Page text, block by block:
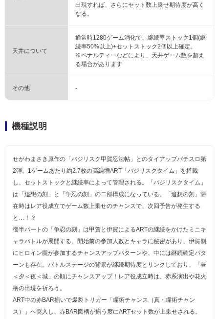
出現すれば、さらにセット数上乗せ期待度が高く
なる。
天井について
通常時1280ゲーム消化で、継続率ストック1個(継
続率50%以上)+セットストック2個以上確定。
※ペナルティーなどにより、天井ゲーム数を超え
る場合があります
その他 -
機種説明
せがわまさき原作の「バジリスク甲賀忍法帖」とのタイアップパチスロ第
2弾。1ゲームあたり約2.7枚の高純増ART「バジリスクタイム」を搭載
し、セットストックと継続率によって管理される。「バジリスクタイム」
は「追想の刻」と「争忍の刻」の二部構成になっている。「追想の刻」滞
在時はレア役成立でゲーム数上乗せのチャンスで、次回予告が発生する
と…！？
後半パートの「争忍の刻」は甲賀と伊賀によるARTの継続をかけたミニキ
ャラバトルが展開する。開始前の参加人数とキャラに秘密があり、伊賀側
にヒロイン朧が参加するチャンスアップパターンや、中には継続確定パタ
ーンも存在。バトルステージの背景が継続期待度とリンクしており、「昼
＜夕＜夜＜城」の順にチャンスアップ！レア役成立時は、赤系演出や花火
柄の出現を祈ろう。
ART中の赤BAR揃いで爆裂トリガー「瞳術チャンス（真・瞳術チャン
ス）」へ突入し、赤BAR図柄が揃う度にARTセット数が上乗せされる。